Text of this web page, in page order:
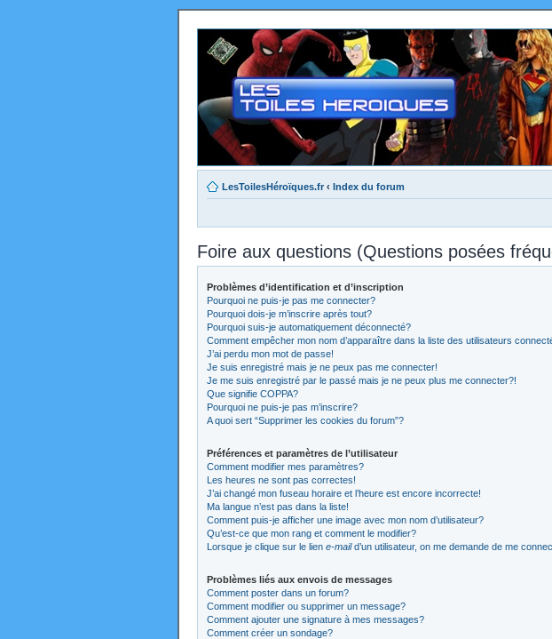
LesToilesHéroïques.fr ‹ Index du forum
Foire aux questions (Questions posées
Problèmes d’identification et d’inscription
Pourquoi ne puis-je pas me connecter?
Pourquoi dois-je m’inscrire après tout?
Pourquoi suis-je automatiquement déconnecté?
Comment empêcher mon nom d’apparaître dans la liste des utilisateurs
J’ai perdu mon mot de passe!
Je suis enregistré mais je ne peux pas me connecter!
Je me suis enregistré par le passé mais je ne peux plus me connecter?!
Que signifie COPPA?
Pourquoi ne puis-je pas m’inscrire?
A quoi sert “Supprimer les cookies du forum”?
Préférences et paramètres de l’utilisateur
Comment modifier mes paramètres?
Les heures ne sont pas correctes!
J’ai changé mon fuseau horaire et l’heure est encore incorrecte!
Ma langue n’est pas dans la liste!
Comment puis-je afficher une image avec mon nom d’utilisateur?
Qu’est-ce que mon rang et comment le modifier?
Lorsque je clique sur le lien e-maild’un utilisateur, on me demande de me
Problèmes liés aux envois de messages
Comment poster dans un forum?
Comment modifier ou supprimer un message?
Comment ajouter une signature à mes messages?
Comment créer un sondage?